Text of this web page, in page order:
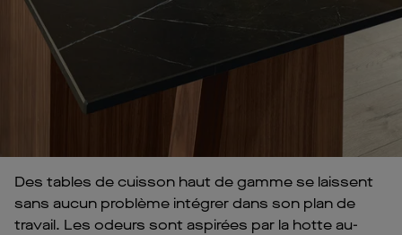
Des tables de cuisson haut de gamme se laissent
sans aucun problème intégrer dans son plan de
travail. Les odeurs sont aspirées par la hotte au-